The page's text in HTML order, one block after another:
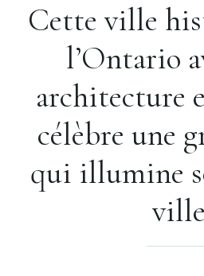
Cette ville
l’Ontario
architecture
célèbre une
qui illumine
ville